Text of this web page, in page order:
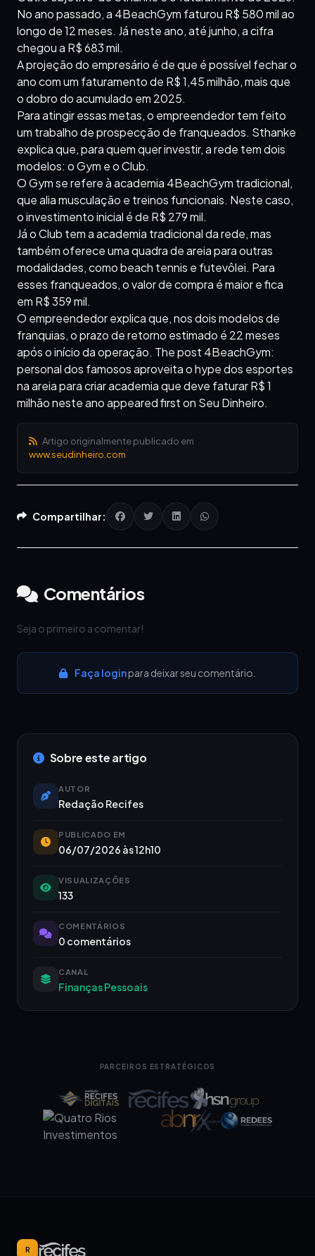
No ano passado, a 4BeachGym faturou R$ 580 mil ao
longo de 12 meses. Já neste ano, até junho, a cifra
chegou a R$ 683 mil.
A projeção do empresário é de que é possível fechar o
ano com um faturamento de R$ 1,45 milhão, mais que
o dobro do acumulado em 2025.
Para atingir essas metas, o empreendedor tem feito
um trabalho de prospecção de franqueados. Sthanke
explica que, para quem quer investir, a rede tem dois
modelos: o Gym e o Club.
O Gym se refere à academia 4BeachGym tradicional,
que alia musculação e treinos funcionais. Neste caso,
o investimento inicial é de R$ 279 mil.
Já o Club tem a academia tradicional da rede, mas
também oferece uma quadra de areia para outras
modalidades, como beach tennis e futevôlei. Para
esses franqueados, o valor de compra é maior e fica
em R$ 359 mil.
O empreendedor explica que, nos dois modelos de
franquias, o prazo de retorno estimado é 22 meses
após o início da operação. The post 4BeachGym:
personal dos famosos aproveita o hype dos esportes
na areia para criar academia que deve faturar R$ 1
milhão neste ano appeared first on Seu Dinheiro.
Artigo originalmente publicado em
www.seudinheiro.com
Compartilhar:
Comentários
Seja o primeiro a comentar!
Faça loginpara deixar seu comentário.
Sobre este artigo
AUTOR
Redação Recifes
PUBLICADO EM
06/07/2026 às 12h10
VISUALIZAÇÕES
133
COMENTÁRIOS
0 comentários
CANAL
Finanças Pessoais
PARCEIROS ESTRATÉGICOS
R